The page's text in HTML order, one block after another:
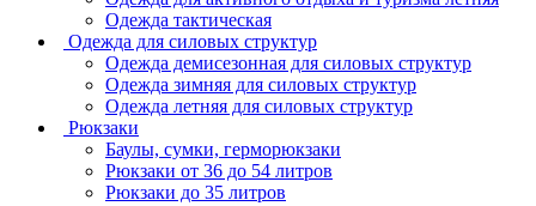
Одежда тактическая
Одежда для силовых структур
Одежда демисезонная для силовых структур
Одежда зимняя для силовых структур
Одежда летняя для силовых структур
Рюкзаки
Баулы, сумки, герморюкзаки
Рюкзаки от 36 до 54 литров
Рюкзаки до 35 литров